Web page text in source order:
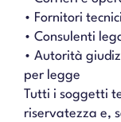
• Fornitori
• Consulenti
• Autorità
per legge
Tutti i soggetti
riservatezza e,